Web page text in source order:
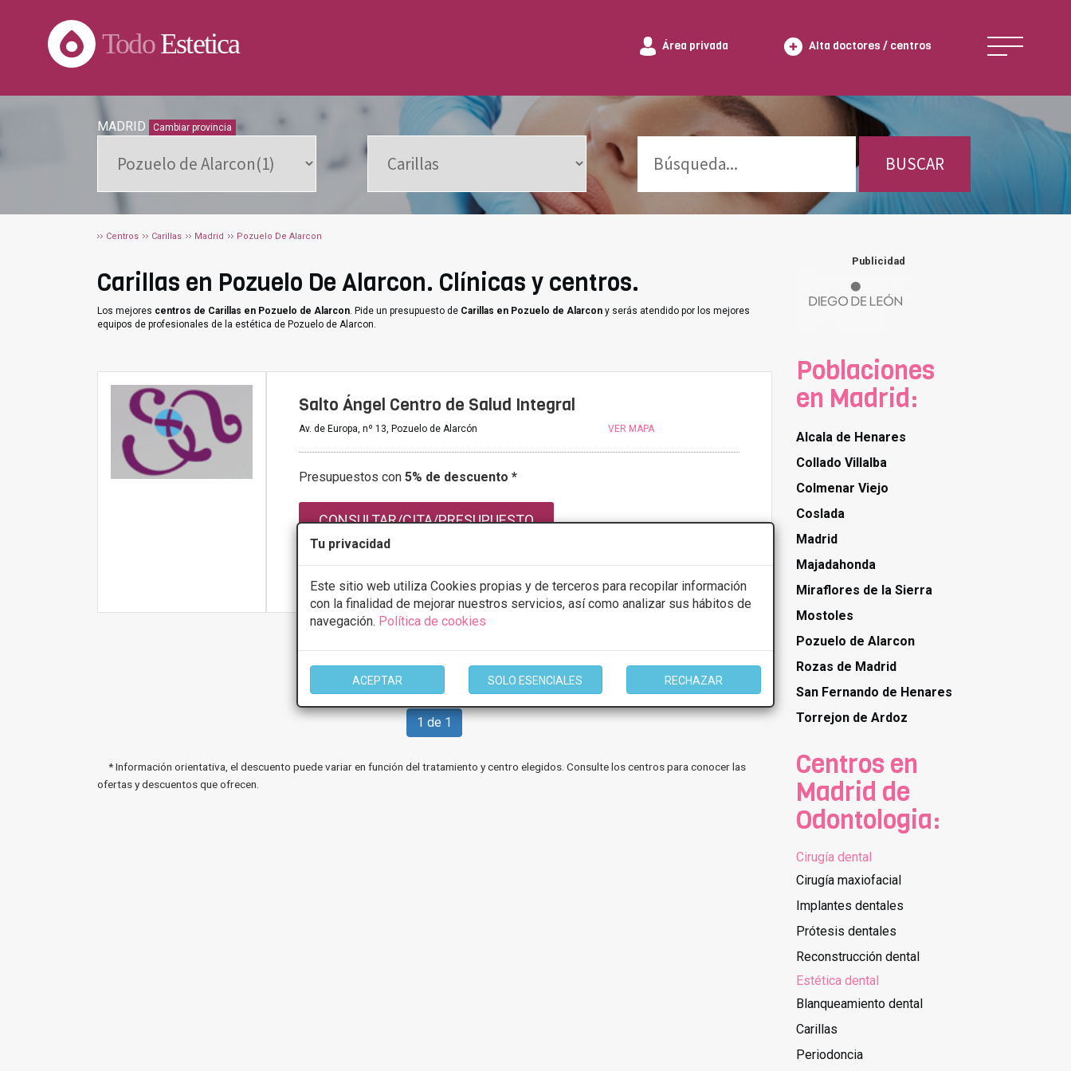
Tu privacidad
Este sitio web utiliza Cookies propias y de terceros para recopilar información
con la finalidad de mejorar nuestros servicios, así como analizar sus hábitos de
navegación. Política de cookies
ACEPTAR SOLO ESENCIALES RECHAZAR
TodoEstetica Área privada Alta doctores / centros
MADRID Cambiar provincia
BUSCAR
Centros Carillas Madrid Pozuelo De Alarcon
Carillas en Pozuelo De Alarcon. Clínicas y centros.
Los mejores centros de Carillas en Pozuelo de Alarcon. Pide un presupuesto de Carillas en Pozuelo de Alarcon y serás atendido por los mejores
equipos de profesionales de la estética de Pozuelo de Alarcon.
Salto Ángel Centro de Salud Integral
Av. de Europa, nº 13, Pozuelo de Alarcón VER MAPA
Presupuestos con 5% de descuento *
CONSULTAR/CITA/PRESUPUESTO
Más información
1 de 1
* Información orientativa, el descuento puede variar en función del tratamiento y centro elegidos. Consulte los centros para conocer las
ofertas y descuentos que ofrecen.
Publicidad
Poblaciones
en Madrid:
Alcala de Henares
Collado Villalba
Colmenar Viejo
Coslada
Madrid
Majadahonda
Miraflores de la Sierra
Mostoles
Pozuelo de Alarcon
Rozas de Madrid
San Fernando de Henares
Torrejon de Ardoz
Centros en
Madrid de
Odontologia:
Cirugía dental
Cirugía maxiofacial
Implantes dentales
Prótesis dentales
Reconstrucción dental
Estética dental
Blanqueamiento dental
Carillas
Periodoncia